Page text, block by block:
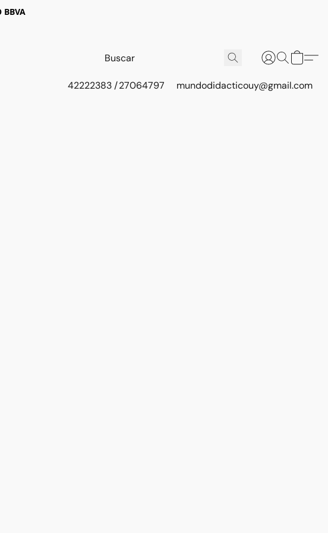
BBVA
42222383 / 27064797 mundodidacticouy@gmail.com